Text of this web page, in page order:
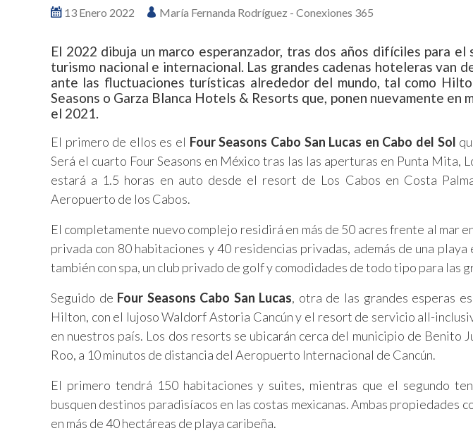
13 Enero 2022 María Fernanda Rodríguez - Conexiones 365
El 2022 dibuja un marco esperanzador, tras dos años difíciles para
turismo nacional e internacional. Las grandes cadenas hoteleras van
ante las fluctuaciones turísticas alrededor del mundo, tal como
Seasons o Garza Blanca Hotels & Resorts que, ponen nuevamente en
el 2021.
El primero de ellos es el Four Seasons Cabo San Lucas en Cabo del Sol
Será el cuarto Four Seasons en México tras las las aperturas en Punta Mita,
estará a 1.5 horas en auto desde el resort de Los Cabos en Costa
Aeropuerto de los Cabos.
El completamente nuevo complejo residirá en más de 50 acres frente al mar
privada con 80 habitaciones y 40 residencias privadas, además de una
también con spa, un club privado de golf y comodidades de todo tipo para las
Seguido de Four Seasons Cabo San Lucas, otra de las grandes esperas
Hilton, con el lujoso Waldorf Astoria Cancún y el resort de servicio all-
en nuestros país. Los dos resorts se ubicarán cerca del municipio de Benito
Roo, a 10 minutos de distancia del Aeropuerto Internacional de Cancún.
El primero tendrá 150 habitaciones y suites, mientras que el segundo
busquen destinos paradisíacos en las costas mexicanas. Ambas
en más de 40 hectáreas de playa caribeña.